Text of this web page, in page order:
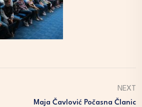
NEXT
Maja Čavlović Počasna Članic